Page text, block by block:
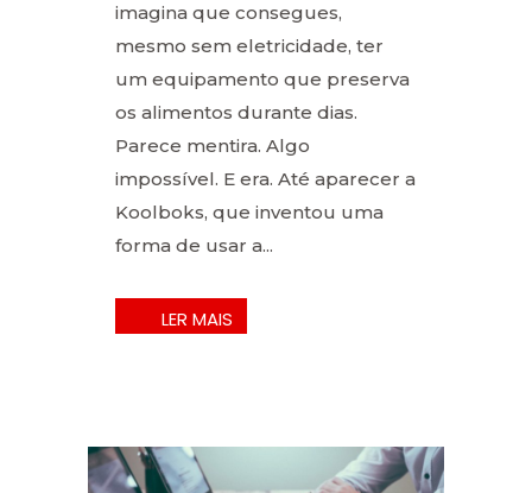
imagina que consegues,
mesmo sem eletricidade, ter
um equipamento que preserva
os alimentos durante dias.
Parece mentira. Algo
impossível. E era. Até aparecer a
Koolboks, que inventou uma
forma de usar a...